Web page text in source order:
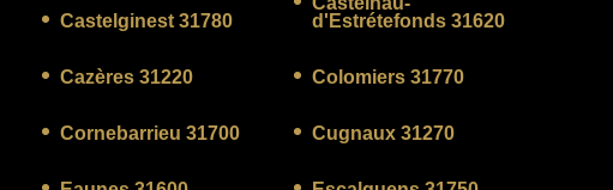
Castelginest 31780
d'Estrétefonds 31620
Cazères 31220 Colomiers 31770
Cornebarrieu 31700 Cugnaux 31270